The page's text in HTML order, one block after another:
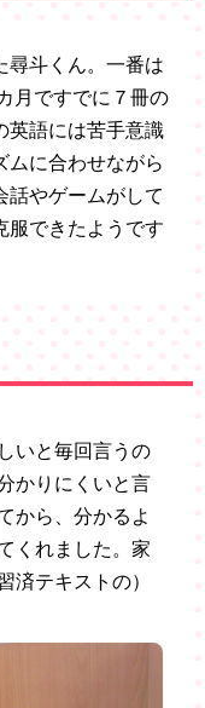
尋斗くん。一番は
月ですでに７冊の
英語には苦手意識
ムに合わせながら
話やゲームがして
服できたようです
いと毎回言うの
かりにくいと言
から、分かるよ
くれました。家
済テキストの）